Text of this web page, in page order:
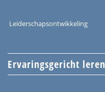
Leiderschapsontwikkeling
Ervaringsgericht leren